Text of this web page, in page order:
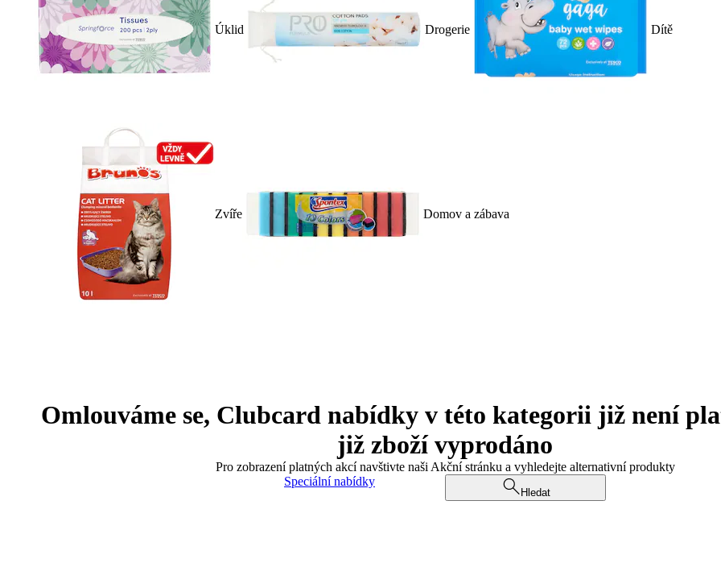
Úklid Drogerie Dítě
Zvíře Domov a zábava
Omlouváme se, Clubcard nabídky v této kategorii již není
již zboží vyprodáno
Pro zobrazení platných akcí navštivte naši Akční stránku a vyhledejte alternativní produkty
Speciální nabídky
Hledat